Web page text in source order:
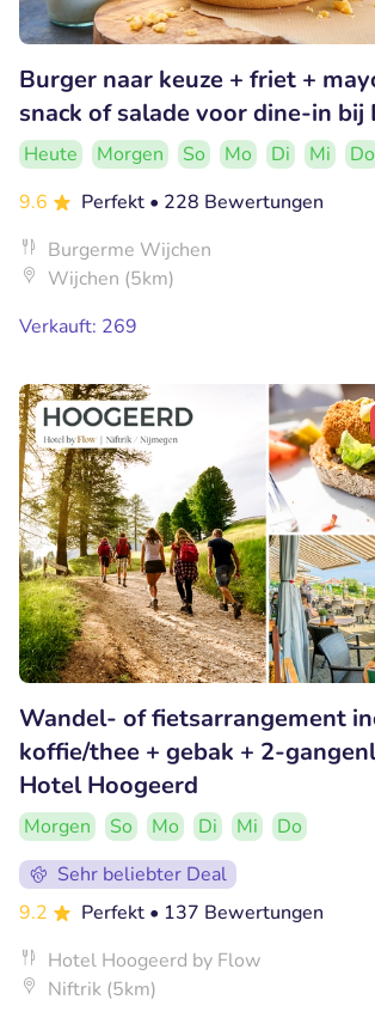
Burger naar keuze + friet +
snack of salade voor dine-in bij
Heute Morgen So Mo Di Mi
Do
9.6
Perfekt • 228 Bewertungen
Burgerme Wijchen
Wijchen (5km)
Verkauft: 269
Wandel- of fietsarrangement
koffie/thee + gebak + 2-
Hotel Hoogeerd
Morgen So Mo Di Mi
Do
Sehr beliebter Deal
9.2
Perfekt • 137 Bewertungen
Hotel Hoogeerd by Flow
Niftrik (5km)